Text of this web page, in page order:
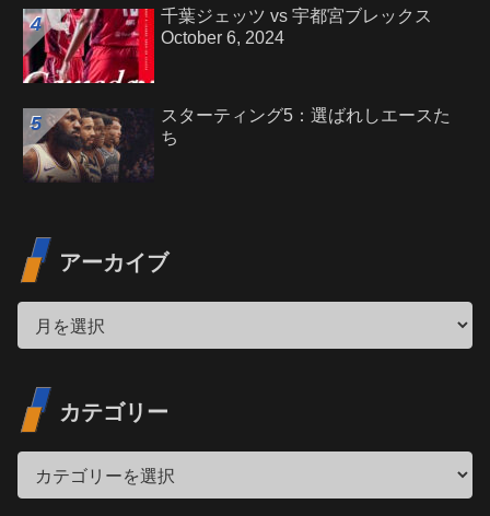
千葉ジェッツ vs 宇都宮ブレックス
October 6, 2024
スターティング5：選ばれしエースた
ち
アーカイブ
カテゴリー